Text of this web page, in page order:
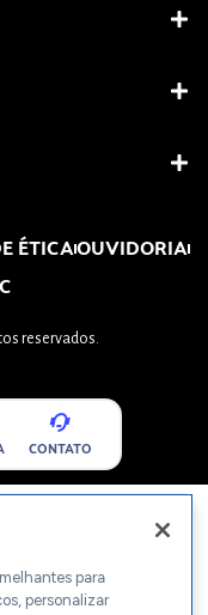
ÉTICAOUVIDORIA
reservados.
CONTATO
para
personalizar